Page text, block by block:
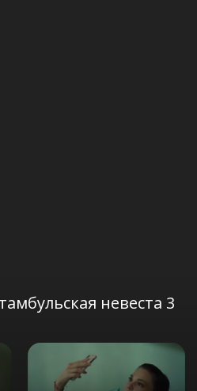
невеста 3